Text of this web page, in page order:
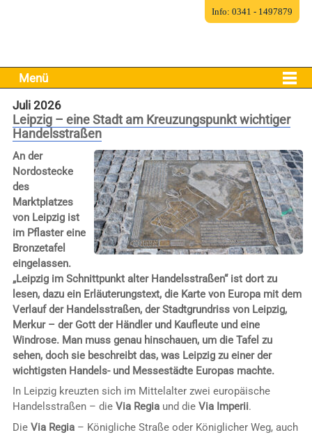
Menü
Juli 2026
Leipzig – eine Stadt am Kreuzungspunkt wichtiger
Handelsstraßen
An der
Nordostecke
des
Marktplatzes
von Leipzig ist
im Pflaster eine
Bronzetafel
eingelassen.
„Leipzig im Schnittpunkt alter Handelsstraßen“ ist dort zu
lesen, dazu ein Erläuterungstext, die Karte von Europa mit dem
Verlauf der Handelsstraßen, der Stadtgrundriss von Leipzig,
Merkur – der Gott der Händler und Kaufleute und eine
Windrose. Man muss genau hinschauen, um die Tafel zu
sehen, doch sie beschreibt das, was Leipzig zu einer der
wichtigsten Handels- und Messestädte Europas machte.
In Leipzig kreuzten sich im Mittelalter zwei europäische
Handelsstraßen – die Via Regiaund die Via Imperii.
Die Via Regia– Königliche Straße oder Königlicher Weg, auch
Info: 0341 - 1497879